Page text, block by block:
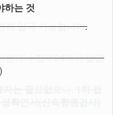
하는 것
재 입국 가능합니다.
센터나 정부24에서 발급